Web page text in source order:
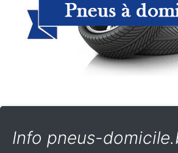
Info pneus-